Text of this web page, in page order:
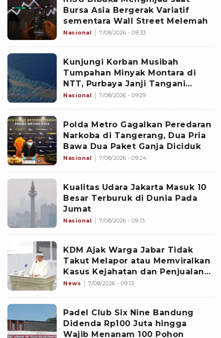
Bursa Asia Bergerak Variatif
sementara Wall Street Melemah
Nasional 7/08/2026 - 09:33
Kunjungi Korban Musibah
Tumpahan Minyak Montara di
NTT, Purbaya Janji Tangani
Dampak Sosial-Ekonomi
Nasional 7/08/2026 - 09:29
Polda Metro Gagalkan Peredaran
Narkoba di Tangerang, Dua Pria
Bawa Dua Paket Ganja Diciduk
Nasional 7/08/2026 - 09:24
Kualitas Udara Jakarta Masuk 10
Besar Terburuk di Dunia Pada
Jumat
Nasional 7/08/2026 - 09:13
KDM Ajak Warga Jabar Tidak
Takut Melapor atau Memviralkan
Kasus Kejahatan dan Penjualan
Tramadol
News 7/08/2026 - 09:13
Padel Club Six Nine Bandung
Didenda Rp100 Juta hingga
Wajib Menanam 100 Pohon